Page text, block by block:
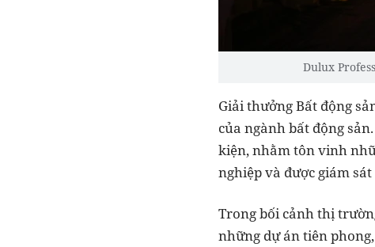
Dulux
Giải thưởng Bất động
của ngành bất động
kiện, nhằm tôn vinh
nghiệp và được giám
Trong bối cảnh thị
những dự án tiên